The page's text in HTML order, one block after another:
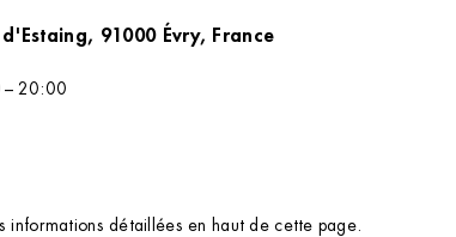
Valéry Giscard d'Estaing, 91000 Évry, France
– 20:00
informations détaillées en haut de cette page.